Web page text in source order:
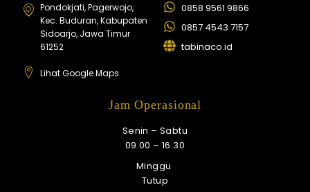
Pondokjati, Pagerwojo,
Kec. Buduran, Kabupaten
Sidoarjo, Jawa Timur
61252
Lihat Google Maps
0858 9561 9866
0857 4543 7157
tabinaco.id
Jam Operasional
Senin – Sabtu
09.00 – 16.30
Minggu
Tutup